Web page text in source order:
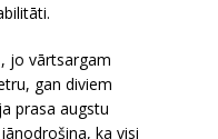
jo vārtsargam
gan diviem
prasa augstu
ka visi